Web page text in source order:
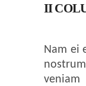
II
Nam ei
veniam